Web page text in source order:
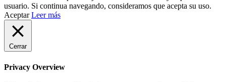
usuario. Si continua navegando, consideramos que acepta su uso.
Aceptar Leer más
Cerrar
Privacy Overview